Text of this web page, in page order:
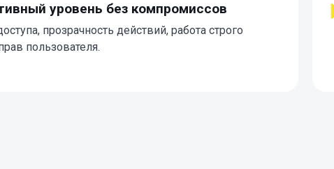
уровень без компромиссов
прозрачность действий, работа строго
пользователя.